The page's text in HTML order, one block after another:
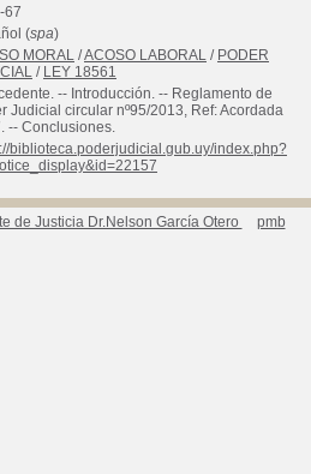
67
(spa)
MORAL /ACOSO LABORAL / PODER
/ LEY 18561
-- Introducción. -- Reglamento de
Judicial circular nº95/2013, Ref: Acordada
-- Conclusiones.
biblioteca.poderjudicial.gub.uy/index.php?
de Justicia Dr.Nelson García Otero pmb